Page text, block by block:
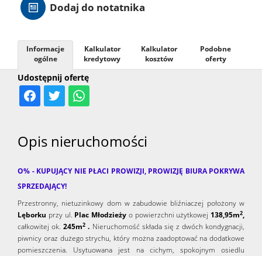
za
Dodaj do notatnika
Udostępnij ofertę
Informacje
ogólne
Kalkulator
kredytowy
Kalkulator
kosztów
Podobne
oferty
Opis nieruchomości
O% - KUPUJĄCY NIE PŁACI PROWIZJI, PROWIZJĘ BIURA POKRYWA
SPRZEDAJĄCY!
Przestronny, nietuzinkowy dom w zabudowie bliźniaczej położony w
Lęborku przy ul. Plac Młodzieży o powierzchni użytkowej 138,95m2,
całkowitej ok. 245m2 . Nieruchomość składa się z dwóch kondygnacji,
piwnicy oraz dużego strychu, który można zaadoptować na dodatkowe
pomieszczenia.
Usytuowana jest na cichym, spokojnym osiedlu